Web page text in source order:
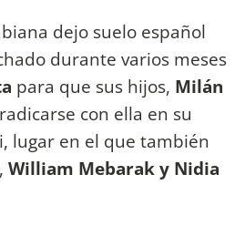
dejo suelo español
durante varios meses
para que sus hijos, Milán
con ella en su
lugar en el que también
William Mebarak y Nidia